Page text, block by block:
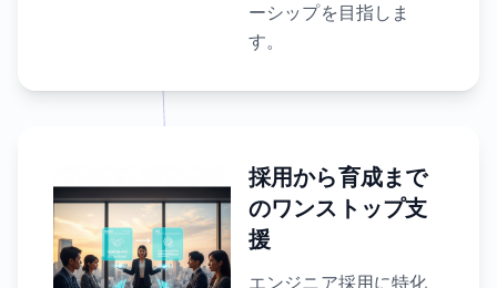
ーシップを目指しま
す。
採用から育成まで
のワンストップ支
援
エンジニア採用に特化